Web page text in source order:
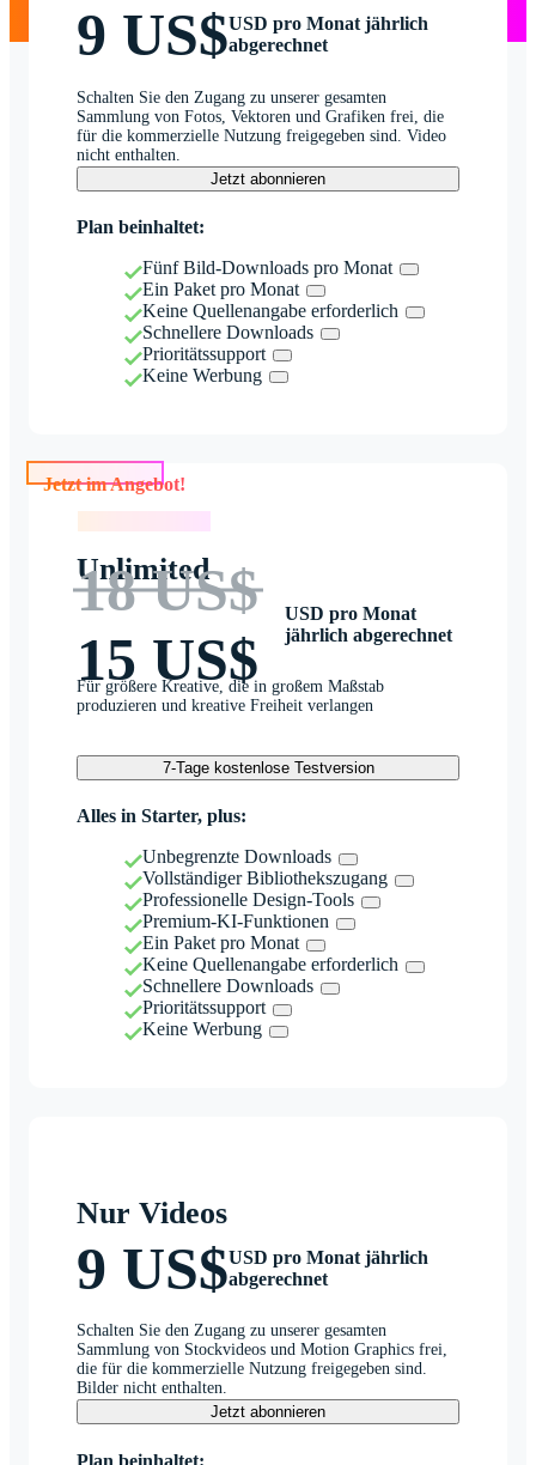
9 US$USD pro Monat jährlich
abgerechnet
Schalten Sie den Zugang zu unserer gesamten
Sammlung von Fotos, Vektoren und Grafiken frei, die
für die kommerzielle Nutzung freigegeben sind. Video
nicht enthalten.
Jetzt abonnieren
Plan beinhaltet:
Fünf Bild-Downloads pro Monat
Ein Paket pro Monat
Keine Quellenangabe erforderlich
Schnellere Downloads
Prioritätssupport
Keine Werbung
Jetzt im Angebot!
Unlimited
18 US$
15 US$
USD pro Monat
jährlich abgerechnet
Für größere Kreative, die in großem Maßstab
produzieren und kreative Freiheit verlangen
7-Tage kostenlose Testversion
Alles in Starter, plus:
Unbegrenzte Downloads
Vollständiger Bibliothekszugang
Professionelle Design-Tools
Premium-KI-Funktionen
Ein Paket pro Monat
Keine Quellenangabe erforderlich
Schnellere Downloads
Prioritätssupport
Keine Werbung
Nur Videos
9 US$USD pro Monat jährlich
abgerechnet
Schalten Sie den Zugang zu unserer gesamten
Sammlung von Stockvideos und Motion Graphics frei,
die für die kommerzielle Nutzung freigegeben sind.
Bilder nicht enthalten.
Jetzt abonnieren
Plan beinhaltet: